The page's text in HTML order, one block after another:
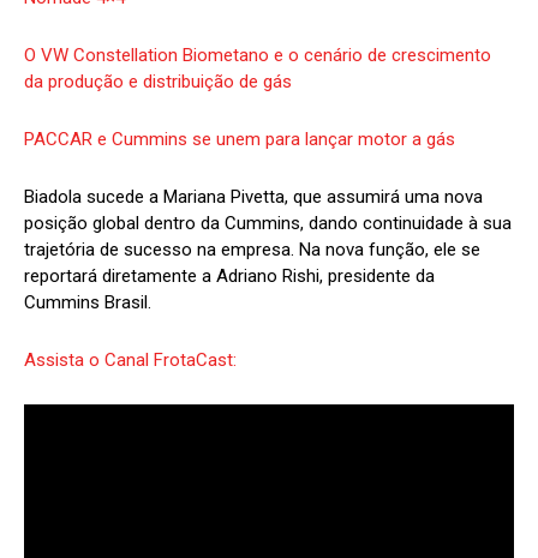
O VW Constellation Biometano e o cenário de crescimento
da produção e distribuição de gás
PACCAR e Cummins se unem para lançar motor a gás
Biadola sucede a Mariana Pivetta, que assumirá uma nova
posição global dentro da Cummins, dando continuidade à sua
trajetória de sucesso na empresa. Na nova função, ele se
reportará diretamente a Adriano Rishi, presidente da
Cummins Brasil.
Assista o Canal FrotaCast: